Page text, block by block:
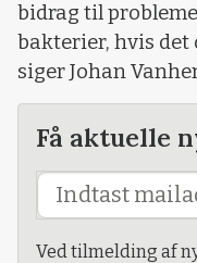
bidrag til
bakterier, hvis det
siger Johan
Få aktuelle
Ved tilmelding af